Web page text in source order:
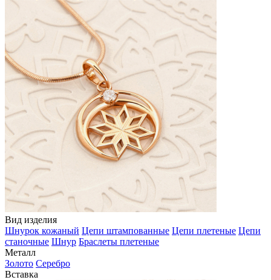
Вид изделия
Шнурок кожаный Цепи штампованные Цепи плетеные Цепи
станочные Шнур Браслеты плетеные
Металл
Золото Серебро
Вставка